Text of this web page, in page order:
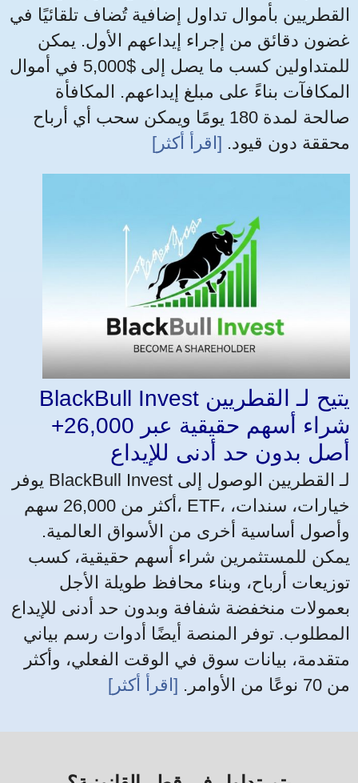
القطريين بأموال تداول إضافية تُضاف تلقائيًا في
غضون دقائق من إجراء إيداعهم الأول. يمكن
للمتداولين كسب ما يصل إلى $5,000 في أموال
المكافآت بناءً على مبلغ إيداعهم. المكافأة
صالحة لمدة 180 يومًا ويمكن سحب أي أرباح
محققة دون قيود. [اقرأ أكثر]
BlackBull Invest يتيح لـ القطريين
شراء أسهم حقيقية عبر 26,000+
أصل بدون حد أدنى للإيداع
يوفر BlackBull Invest لـ القطريين الوصول إلى
أكثر من 26,000 سهم، ETF، خيارات، سندات،
وأصول أساسية أخرى من الأسواق العالمية.
يمكن للمستثمرين شراء أسهم حقيقية، كسب
توزيعات أرباح، وبناء محافظ طويلة الأجل
بعمولات منخفضة شفافة وبدون حد أدنى للإيداع
المطلوب. توفر المنصة أيضًا أدوات رسم بياني
متقدمة، بيانات سوق في الوقت الفعلي، وأكثر
من 70 نوعًا من الأوامر.
[اقرأ أكثر]